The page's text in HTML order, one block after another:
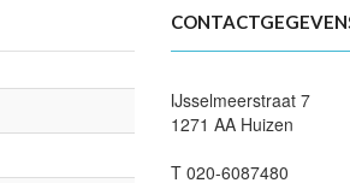
IJsselmeerstraat 7
1271 AA Huizen
T 020-6087480